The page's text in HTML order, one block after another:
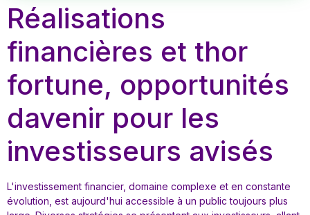
Réalisations
financières et thor
fortune, opportunités
davenir pour les
investisseurs avisés
L'investissement financier, domaine complexe et en constante
évolution, est aujourd'hui accessible à un public toujours plus